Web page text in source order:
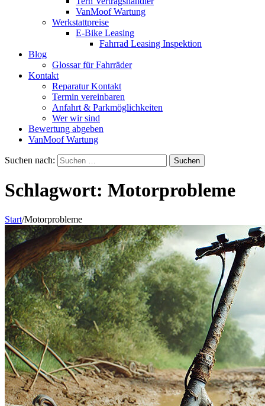
VanMoof Wartung
Werkstattpreise
E-Bike Leasing
Fahrrad Leasing Inspektion
Blog
Glossar für Fahrräder
Kontakt
Reparatur Kontakt
Termin vereinbaren
Anfahrt & Parkmöglichkeiten
Wer wir sind
Bewertung abgeben
VanMoof Wartung
Suchen nach:
Schlagwort: Motorprobleme
Start/Motorprobleme